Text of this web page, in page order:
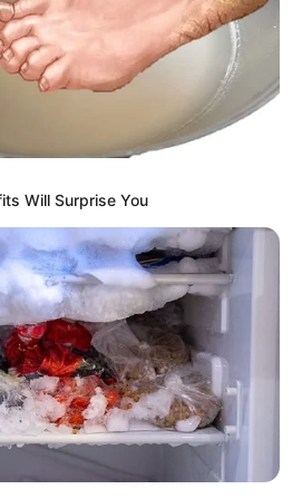
δεκαετιών
διαχείρισης αποβλήτων
κατά τον
που αναπόφευκτα
μονάδες,
εντός των
ή σε ανεξέλεγκτους – μη
Will Surprise You